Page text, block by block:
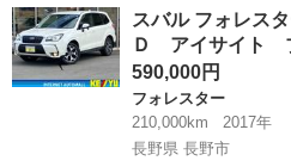
ーツ ■ 排気量： 1800cc ■ ドア枚
山梨 甲府市
スバル フォレス
Ｄ アイサイト
590,000円
フォレスター
210,000km
2017年
長野県 長野市